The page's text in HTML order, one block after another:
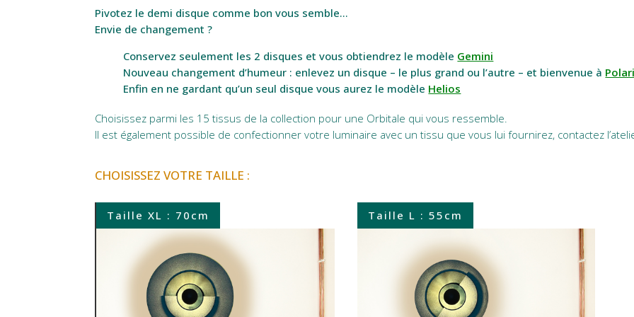
Pivotez le demi disque comme bon vous semble…
Envie de changement ?
Conservez seulement les 2 disques et vous obtiendrez le modèle Gemini
Nouveau changement d’humeur : enlevez un disque – le plus grand ou l’autre – et bienvenue à
Enfin en ne gardant qu’un seul disque vous aurez le modèle Helios
Choisissez parmi les 15 tissus de la collection pour une Orbitale qui vous ressemble.
Il est également possible de confectionner votre luminaire avec un tissu que vous lui fournirez, contactez
CHOISISSEZ VOTRE TAILLE :
Taille XL : 70cm Taille L : 55cm